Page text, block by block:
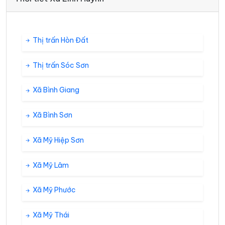
Thị trấn Hòn Đất
Thị trấn Sóc Sơn
Xã Bình Giang
Xã Bình Sơn
Xã Mỹ Hiệp Sơn
Xã Mỹ Lâm
Xã Mỹ Phước
Xã Mỹ Thái